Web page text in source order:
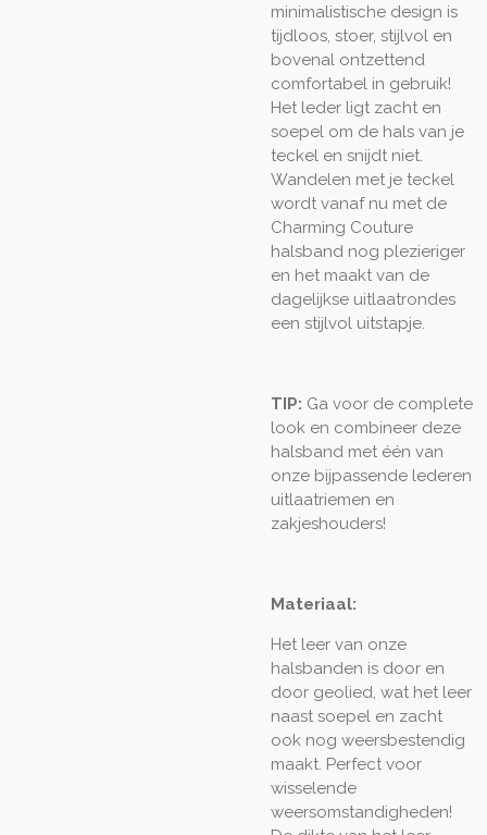
minimalistische design is
tijdloos, stoer, stijlvol en
bovenal ontzettend
comfortabel in gebruik!
Het leder ligt zacht en
soepel om de hals van je
teckel en snijdt niet.
Wandelen met je teckel
wordt vanaf nu met de
Charming Couture
halsband nog plezieriger
en het maakt van de
dagelijkse uitlaatrondes
een stijlvol uitstapje.
TIP: Ga voor de complete
look en combineer deze
halsband met één van
onze bijpassende lederen
uitlaatriemen en
zakjeshouders!
Materiaal:
Het leer van onze
halsbanden is door en
door geolied, wat het leer
naast soepel en zacht
ook nog weersbestendig
maakt. Perfect voor
wisselende
weersomstandigheden!